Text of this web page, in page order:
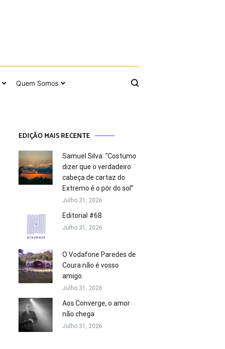
Quem Somos
EDIÇÃO MAIS RECENTE
Samuel Silva: “Costumo
dizer que o verdadeiro
cabeça de cartaz do
Extremo é o pôr do sol”
Julho 31, 2026
Editorial #68
Julho 31, 2026
O Vodafone Paredes de
Coura não é vosso
amigo.
Julho 31, 2026
Aos Converge, o amor
não chega
Julho 31, 2026